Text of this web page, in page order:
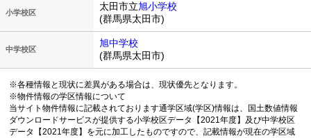
小学校区
太田市立旭小学校
(群馬県太田市)
中学校区
旭中学校
(群馬県太田市)
※各種情報と現状に差異がある場合は、現状優先となります。
※物件情報の学区情報について
当サイト物件情報に記載されております通学区域(学区)情報は、国土数値情報
ダウンロードサービスが提供する小学校区データ【2021年度】及び中学校区
データ【2021年度】を元に加工したものですので、記載情報が現在の学区域